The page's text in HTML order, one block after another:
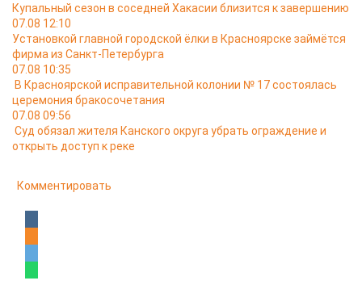
Купальный сезон в соседней Хакасии близится к завершению
07.08 12:10
Установкой главной городской ёлки в Красноярске займётся
фирма из Санкт-Петербурга
07.08 10:35
В Красноярской исправительной колонии № 17 состоялась
церемония бракосочетания
07.08 09:56
Суд обязал жителя Канского округа убрать ограждение и
открыть доступ к реке
Комментировать